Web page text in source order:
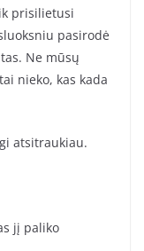
prisilietusi
pasirodė
Ne mūsų
nieko, kas kada
atsitraukiau.
jį paliko